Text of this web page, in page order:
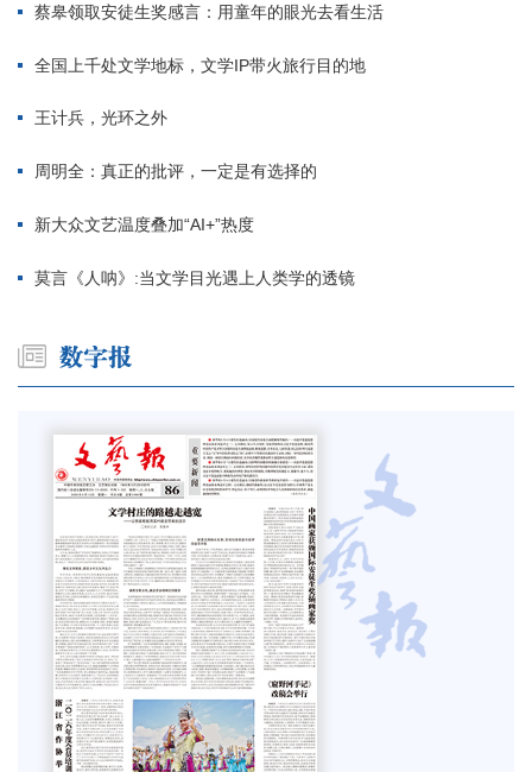
蔡皋领取安徒生奖感言：用童年的眼光去看生活
全国上千处文学地标，文学IP带火旅行目的地
王计兵，光环之外
周明全：真正的批评，一定是有选择的
新大众文艺温度叠加“AI+”热度
莫言《人呐》:当文学目光遇上人类学的透镜